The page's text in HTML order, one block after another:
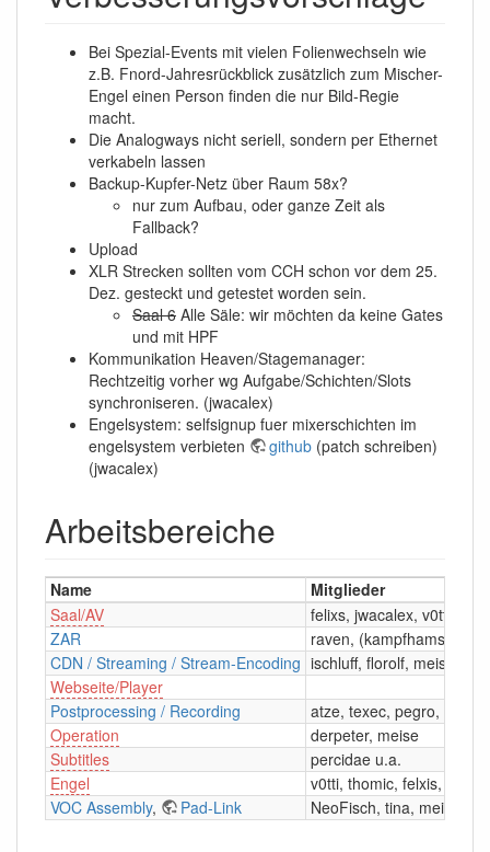
Bei Spezial-Events mit vielen Folienwechseln wie
z.B. Fnord-Jahresrückblick zusätzlich zum Mischer-
Engel einen Person finden die nur Bild-Regie
macht.
Die Analogways nicht seriell, sondern per Ethernet
verkabeln lassen
Backup-Kupfer-Netz über Raum 58x?
nur zum Aufbau, oder ganze Zeit als
Fallback?
Upload
XLR Strecken sollten vom CCH schon vor dem 25.
Dez. gesteckt und getestet worden sein.
Saal 6 Alle Säle: wir möchten da keine Gates
und mit HPF
Kommunikation Heaven/Stagemanager:
Rechtzeitig vorher wg Aufgabe/Schichten/Slots
synchroniseren. (jwacalex)
Engelsystem: selfsignup fuer mixerschichten im
engelsystem verbieten
github (patch schreiben)
(jwacalex)
Arbeitsbereiche
Name
Mitglieder
Saal/AV
felixs, jwacalex, v0tti,
ZAR
raven, (kampfhamster)
CDN / Streaming / Stream-Encoding ischluff, florolf, meise,
Webseite/Player
Postprocessing / Recording
atze, texec, pegro,
Operation
derpeter, meise
Subtitles
percidae u.a.
Engel
v0tti, thomic, felxis,
VOC Assembly, Pad-Link NeoFisch, tina, meise